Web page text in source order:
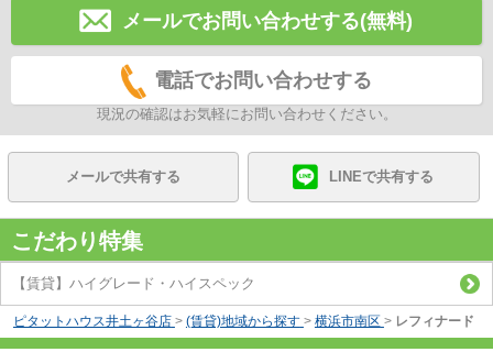
メールでお問い合わせする(無料)
電話でお問い合わせする
現況の確認はお気軽にお問い合わせください。
メールで共有する LINEで共有する
こだわり特集
【賃貸】ハイグレード・ハイスペック
ピタットハウス井土ヶ谷店 > (賃貸)地域から探す > 横浜市南区 > レフィナード